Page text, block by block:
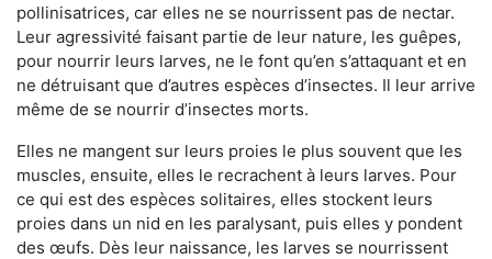
pollinisatrices, car elles ne se nourrissent pas de nectar.
Leur agressivité faisant partie de leur nature, les guêpes,
pour nourrir leurs larves, ne le font qu’en s’attaquant et en
ne détruisant que d’autres espèces d’insectes. Il leur arrive
même de se nourrir d’insectes morts.
Elles ne mangent sur leurs proies le plus souvent que les
muscles, ensuite, elles le recrachent à leurs larves. Pour
ce qui est des espèces solitaires, elles stockent leurs
proies dans un nid en les paralysant, puis elles y pondent
des œufs. Dès leur naissance, les larves se nourrissent